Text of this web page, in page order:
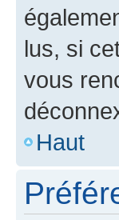
lus, si
vous
Haut